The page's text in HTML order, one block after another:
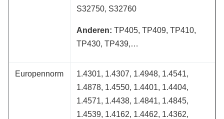
S32750, S32760
Anderen: TP405, TP409, TP410,
TP430, TP439,…
Europennorm
1.4301, 1.4307, 1.4948, 1.4541,
1.4878, 1.4550, 1.4401, 1.4404,
1.4571, 1.4438, 1.4841, 1.4845,
1.4539, 1.4162, 1.4462, 1.4362,